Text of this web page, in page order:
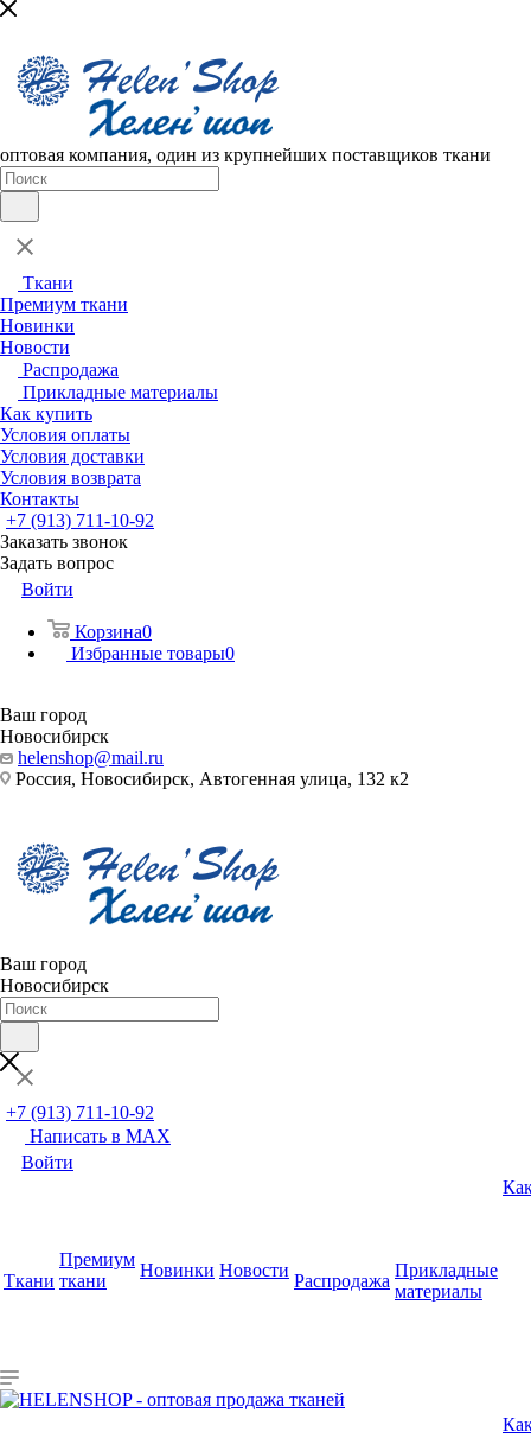
оптовая компания, один из крупнейших поставщиков ткани
Ткани
Премиум ткани
Новинки
Новости
Распродажа
Прикладные материалы
Как купить
Условия оплаты
Условия доставки
Условия возврата
Контакты
+7 (913) 711-10-92
Заказать звонок
Задать вопрос
Войти
Корзина0
Избранные товары0
Ваш город
Новосибирск
helenshop@mail.ru
Россия, Новосибирск, Автогенная улица, 132 к2
Ваш город
Новосибирск
+7 (913) 711-10-92
Написать в MAX
Войти
Ткани
Премиум
ткани
Новинки Новости
Распродажа
Прикладные
материалы